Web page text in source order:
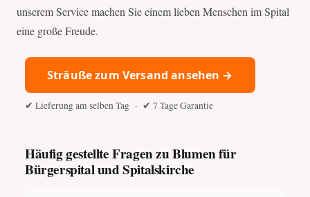
unserem Service machen Sie einem lieben Menschen im Spital
eine große Freude.
Sträuße zum Versand ansehen →
✔ Lieferung am selben Tag · ✔ 7 Tage Garantie
Häufig gestellte Fragen zu Blumen für
Bürgerspital und Spitalskirche